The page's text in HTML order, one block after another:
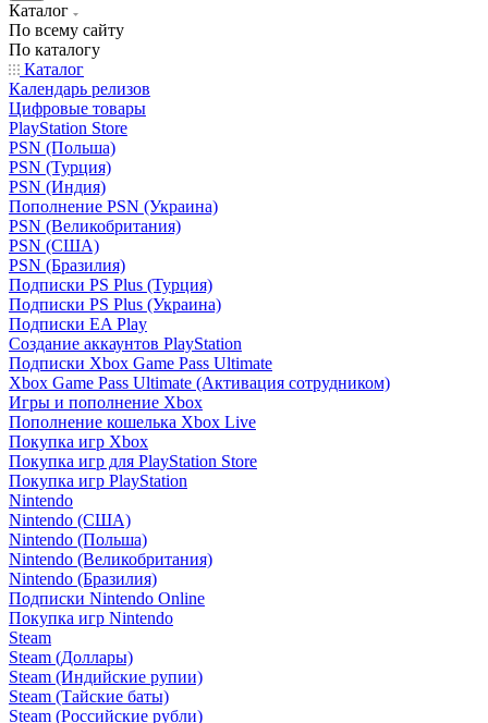
Каталог
По всему сайту
По каталогу
Каталог
Календарь релизов
Цифровые товары
PlayStation Store
PSN (Польша)
PSN (Турция)
PSN (Индия)
Пополнение PSN (Украина)
PSN (Великобритания)
PSN (США)
PSN (Бразилия)
Подписки PS Plus (Турция)
Подписки PS Plus (Украина)
Подписки EA Play
Создание аккаунтов PlayStation
Подписки Xbox Game Pass Ultimate
Xbox Game Pass Ultimate (Активация сотрудником)
Игры и пополнение Xbox
Пополнение кошелька Xbox Live
Покупка игр Xbox
Покупка игр для PlayStation Store
Покупка игр PlayStation
Nintendo
Nintendo (США)
Nintendo (Польша)
Nintendo (Великобритания)
Nintendo (Бразилия)
Подписки Nintendo Online
Покупка игр Nintendo
Steam
Steam (Доллары)
Steam (Индийские рупии)
Steam (Тайские баты)
Steam (Российские рубли)